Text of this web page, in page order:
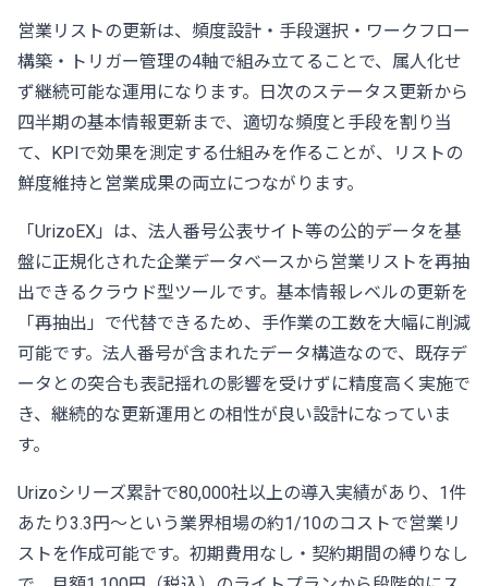
営業リストの更新は、頻度設計・手段選択・ワークフロー
構築・トリガー管理の4軸で組み立てることで、属人化せ
ず継続可能な運用になります。日次のステータス更新から
四半期の基本情報更新まで、適切な頻度と手段を割り当
て、KPIで効果を測定する仕組みを作ることが、リストの
鮮度維持と営業成果の両立につながります。
「 UrizoEX 」は、法人番号公表サイト等の公的データを基
盤に正規化された企業データベースから営業リストを再抽
出できるクラウド型ツールです。基本情報レベルの更新を
「再抽出」で代替できるため、手作業の工数を大幅に削減
可能です。法人番号が含まれたデータ構造なので、既存デ
ータとの突合も表記揺れの影響を受けずに精度高く実施で
き、継続的な更新運用との相性が良い設計になっていま
す。
Urizoシリーズ累計で80,000社以上の導入実績があり、1件
あたり3.3円〜という業界相場の約1/10のコストで営業リ
ストを作成可能です。初期費用なし・契約期間の縛りなし